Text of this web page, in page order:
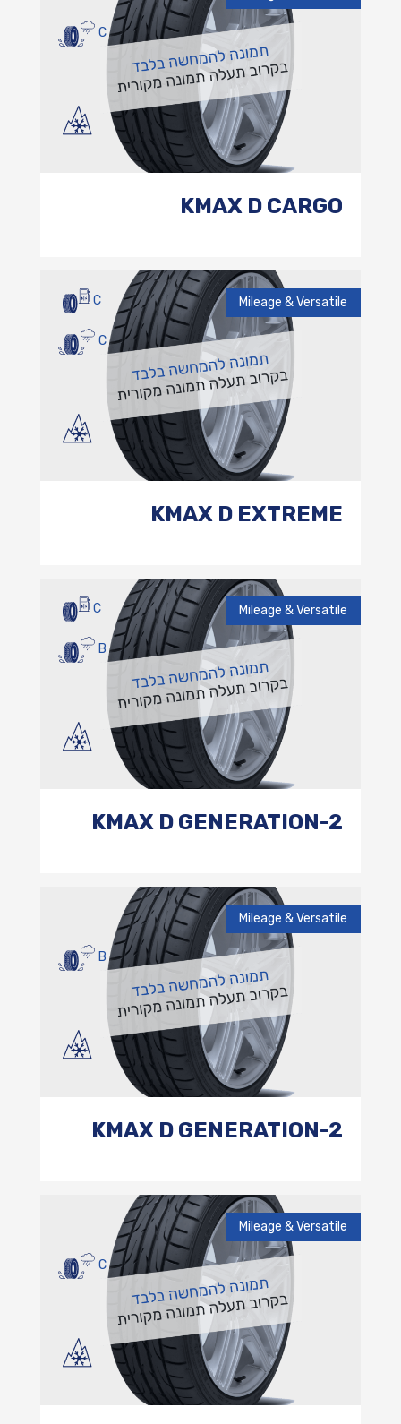
C
KMAX D CARGO
Mileage & Versatile
C
C
KMAX D EXTREME
Mileage & Versatile
C
B
KMAX D GENERATION-2
Mileage & Versatile
B
KMAX D GENERATION-2
Mileage & Versatile
C